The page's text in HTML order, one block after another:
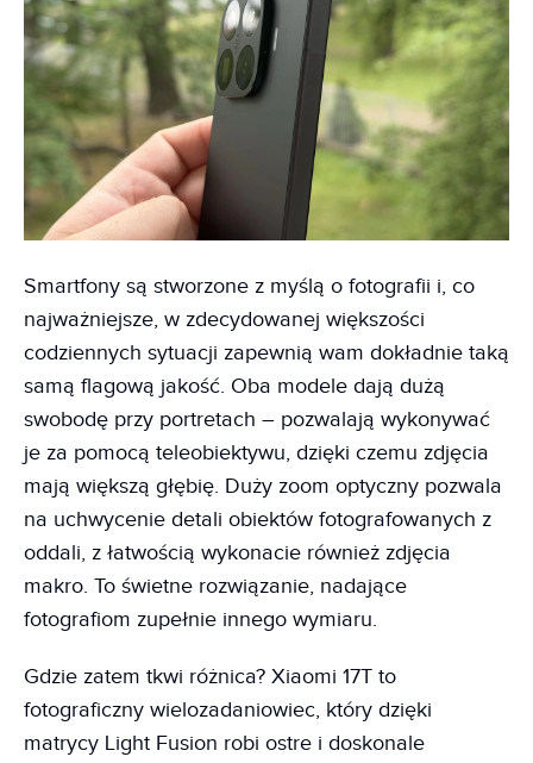
Smartfony są stworzone z myślą o fotografii i, co
najważniejsze, w zdecydowanej większości
codziennych sytuacji zapewnią wam dokładnie taką
samą flagową jakość. Oba modele dają dużą
swobodę przy portretach – pozwalają wykonywać
je za pomocą teleobiektywu, dzięki czemu zdjęcia
mają większą głębię. Duży zoom optyczny pozwala
na uchwycenie detali obiektów fotografowanych z
oddali, z łatwością wykonacie również zdjęcia
makro. To świetne rozwiązanie, nadające
fotografiom zupełnie innego wymiaru.
Gdzie zatem tkwi różnica? Xiaomi 17T to
fotograficzny wielozadaniowiec, który dzięki
matrycy Light Fusion robi ostre i doskonale